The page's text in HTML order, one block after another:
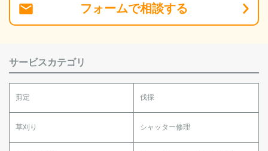
フォームで相談する
サービスカテゴリ
剪定 伐採
草刈り シャッター修理